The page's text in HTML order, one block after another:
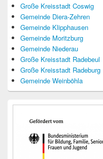
Große Kreisstadt Coswig
Gemeinde Diera-Zehren
Gemeinde Klipphausen
Gemeinde Moritzburg
Gemeinde Niederau
Große Kreisstadt Radebeul
Große Kreisstadt Radeburg
Gemeinde Weinböhla